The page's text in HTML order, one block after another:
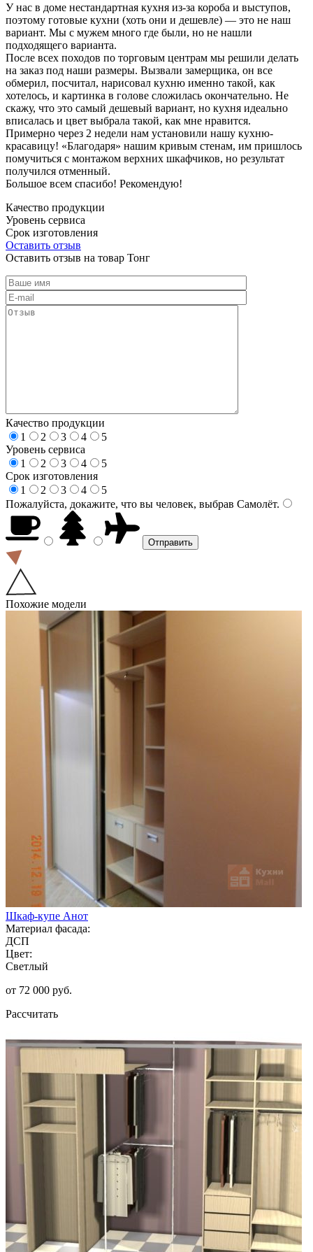
У нас в доме нестандартная кухня из-за короба и выступов,
поэтому готовые кухни (хоть они и дешевле) — это не наш
вариант. Мы с мужем много где были, но не нашли
подходящего варианта.
После всех походов по торговым центрам мы решили делать
на заказ под наши размеры. Вызвали замерщика, он все
обмерил, посчитал, нарисовал кухню именно такой, как
хотелось, и картинка в голове сложилась окончательно. Не
скажу, что это самый дешевый вариант, но кухня идеально
вписалась и цвет выбрала такой, как мне нравится.
Примерно через 2 недели нам установили нашу кухню-
красавицу! «Благодаря» нашим кривым стенам, им пришлось
помучиться с монтажом верхних шкафчиков, но результат
получился отменный.
Большое всем спасибо! Рекомендую!
Качество продукции
Уровень сервиса
Срок изготовления
Оставить отзыв
Оставить отзыв на товар Тонг
Качество продукции
1
2 3 4
5
Уровень сервиса
1
2 3 4
5
Срок изготовления
1
2 3 4
5
Пожалуйста, докажите, что вы человек, выбрав Самолёт.
Похожие модели
Шкаф-купе Анот
Материал фасада:
ДСП
Цвет:
Светлый
от 72 000 руб.
Рассчитать